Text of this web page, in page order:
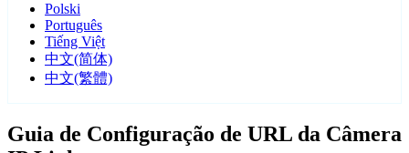
Polski
Português
Tiếng Việt
中文(简体)
中文(繁體)
Guia de Configuração de URL da Câmera